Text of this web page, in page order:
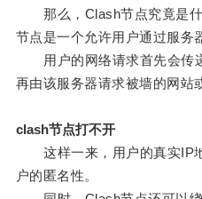
那么，Clash节点究竟是什
节点是一个允许用户通过服务
用户的网络请求首先会传
再由该服务器请求被墙的网站
clash节点打不开
这样一来，用户的真实IP
户的匿名性。